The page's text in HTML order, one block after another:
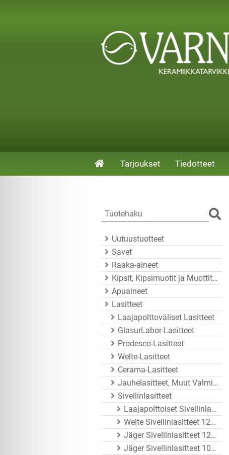
Tarjoukset Tiedotteet
Uutuustuotteet
Savet
Raaka-aineet
Kipsit, Kipsimuotit ja Muottitarvikkeet
Apuaineet
Lasitteet
Laajapolttoväliset Lasitteet
GlasurLabor-Lasitteet
Prodesco-Lasitteet
Welte-Lasitteet
Cerama-Lasitteet
Jauhelasitteet, Muut Valmistajat
Sivellinlasitteet
Laajapolttoiset Sivellinlasitteet
Welte Sivellinlasitteet 1200 - 1250°C
Jäger Sivellinlasitteet 1200 - 1260°C
Jäger Sivellinlasitteet 1020 - 1080°C